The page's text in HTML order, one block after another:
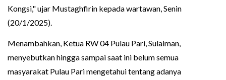
Kongsi," ujar Mustaghfirin kepada wartawan, Senin
(20/1/2025).
Menambahkan, Ketua RW 04 Pulau Pari, Sulaiman,
menyebutkan hingga sampai saat ini belum semua
masyarakat Pulau Pari mengetahui tentang adanya